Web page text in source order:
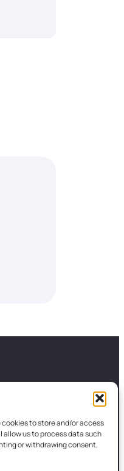
to store and/or access
us to process data such
or withdrawing consent,